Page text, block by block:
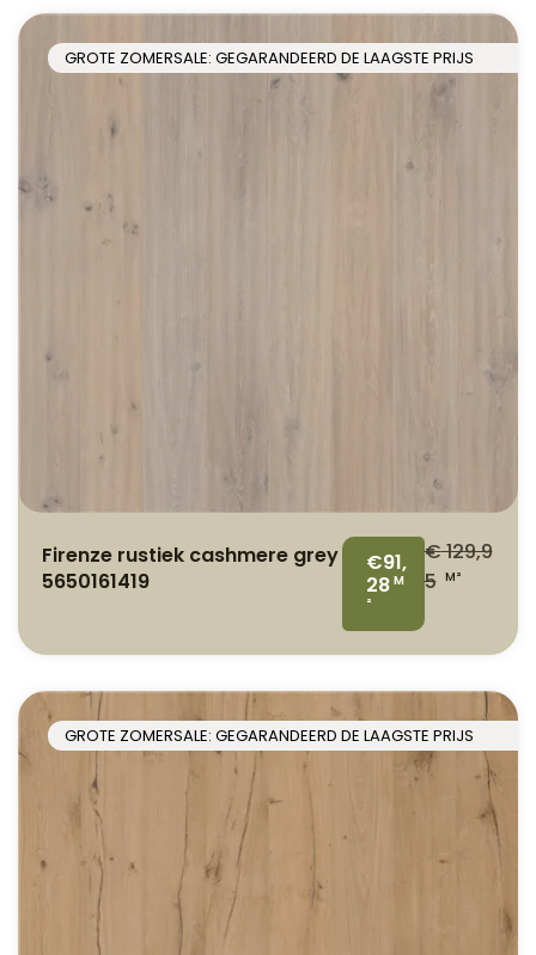
GROTE ZOMERSALE: GEGARANDEERD DE LAAGSTE PRIJS
Firenze rustiek cashmere grey
5650161419
€91,
28 M
²
€129,9
5 M²
GROTE ZOMERSALE: GEGARANDEERD DE LAAGSTE PRIJS